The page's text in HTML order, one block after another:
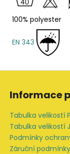
100% polyester
EN 343
Z
Informace
Tabulka velikostí
Tabulka velikostí
Podmínky
Záruční podmínky